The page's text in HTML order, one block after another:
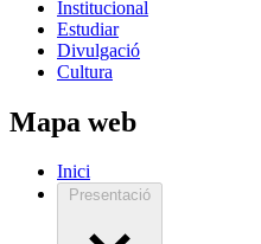
Institucional
Estudiar
Divulgació
Cultura
Mapa web
Inici
Presentació